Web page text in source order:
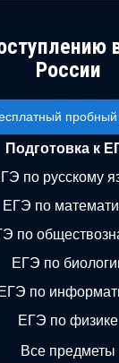
России
пробный
Подготовка к
по русскому
ЕГЭ по
по
ЕГЭ по
ЕГЭ по
ЕГЭ по физике
Все предметы